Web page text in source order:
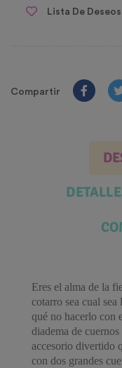
Lista De Deseos
Compartir
Eres el alma de la
cotarro sea cual
qué no hacerlo con
diadema de
accesorio divertido
con dos grandes